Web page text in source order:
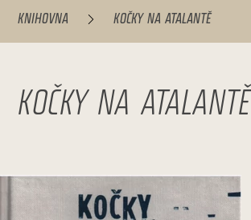
KNIHOVNA KOČKY NA ATALANTĚ
KOČKY NA ATALANTĚ